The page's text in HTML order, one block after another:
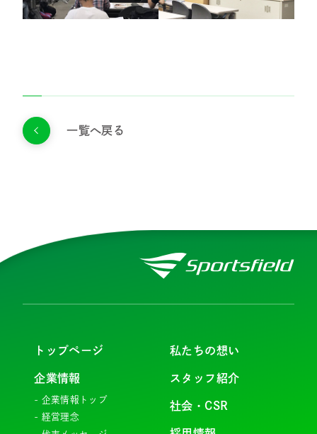
Right Reserved
一覧へ戻る
トップページ
企業情報
企業情報トップ
経営理念
私たちの想い
スタッフ紹介
社会・CSR